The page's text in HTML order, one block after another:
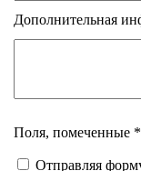
Дополнительная
Поля, помеченные *
Отправляя